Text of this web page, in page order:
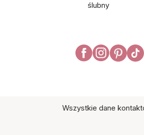
ślubny
Wszystkie dane